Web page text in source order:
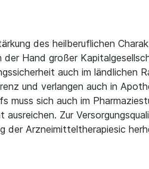
des heilberuflichen
Hand großer
auch im ländlichen
und verlangen auch in
sich auch im
Zur
der Arzneimitteltherapiesic